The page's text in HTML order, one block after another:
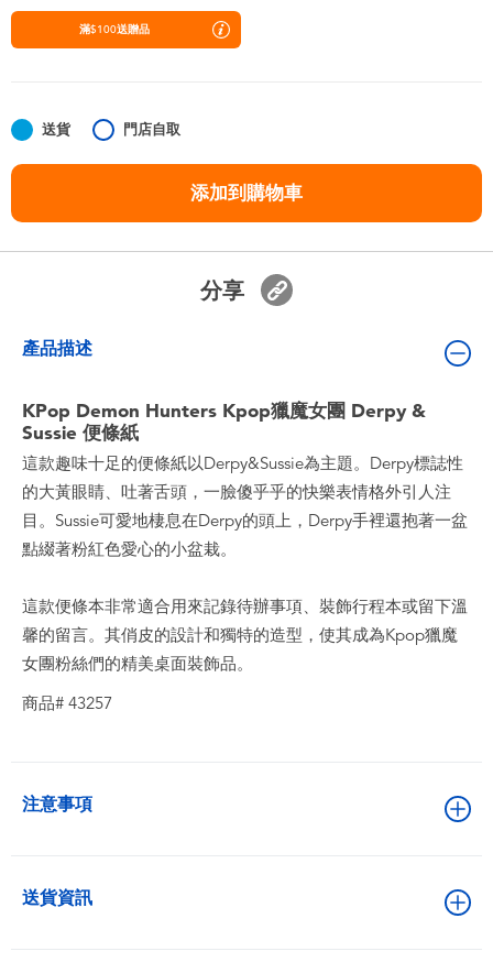
電池
人氣角色
滿$100送贈品
送貨 門店自取
添加到購物車
分享
產品描述
KPop Demon Hunters Kpop獵魔女團 Derpy &
Sussie 便條紙
這款趣味十足的便條紙以Derpy&Sussie為主題。Derpy標誌性
的大黃眼睛、吐著舌頭，一臉傻乎乎的快樂表情格外引人注
目。Sussie可愛地棲息在Derpy的頭上，Derpy手裡還抱著一盆
點綴著粉紅色愛心的小盆栽。
這款便條本非常適合用來記錄待辦事項、裝飾行程本或留下溫
馨的留言。其俏皮的設計和獨特的造型，使其成為Kpop獵魔
女團粉絲們的精美桌面裝飾品。
商品# 43257
注意事項
送貨資訊